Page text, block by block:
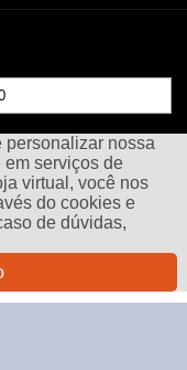
personalizar nossa
em serviços de
virtual, você nos
do cookies e
de dúvidas,